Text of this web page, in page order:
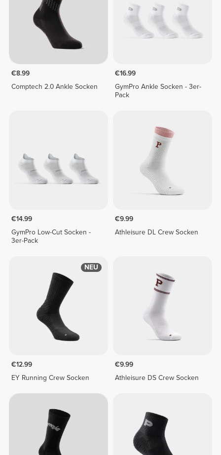
€8.99
Comptech 2.0 Ankle Socken
€16.99
GymPro Ankle Socken - 3er-
Pack
€14.99
GymPro Low-Cut Socken -
3er-Pack
€9.99
Athleisure DL Crew Socken
NEU
€12.99
EY Running Crew Socken
€9.99
Athleisure DS Crew Socken